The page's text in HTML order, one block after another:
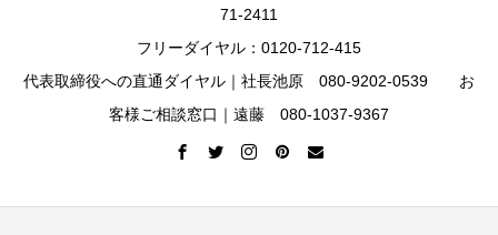
71-2411
フリーダイヤル：0120-712-415
代表取締役への直通ダイヤル｜社長池原 080-9202-0539 お
客様ご相談窓口｜遠藤 080-1037-9367